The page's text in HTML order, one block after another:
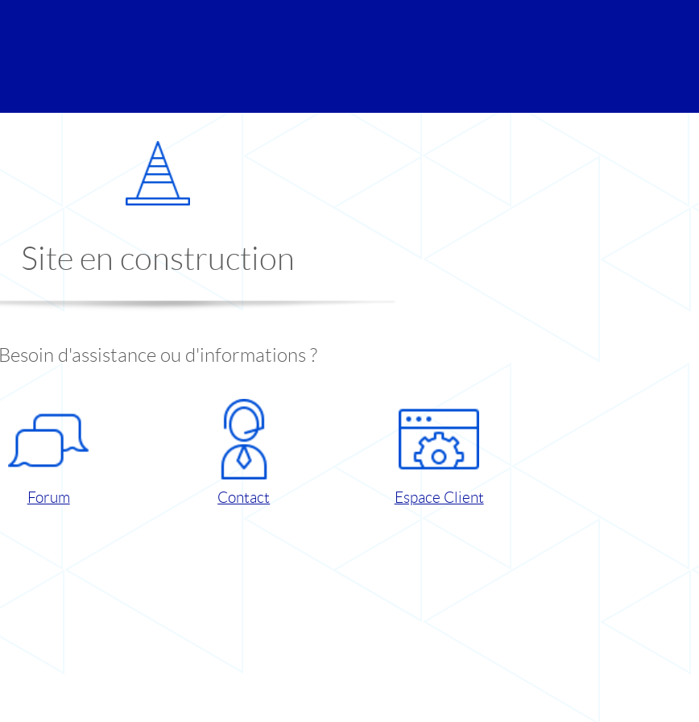
Site en construction
Besoin d'assistance ou d'informations ?
Forum Contact Espace Client